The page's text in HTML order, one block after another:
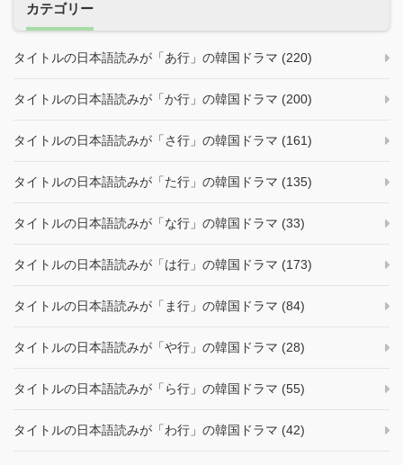
カテゴリー
タイトルの日本語読みが「あ行」の韓国ドラマ (220)
タイトルの日本語読みが「か行」の韓国ドラマ (200)
タイトルの日本語読みが「さ行」の韓国ドラマ (161)
タイトルの日本語読みが「た行」の韓国ドラマ (135)
タイトルの日本語読みが「な行」の韓国ドラマ (33)
タイトルの日本語読みが「は行」の韓国ドラマ (173)
タイトルの日本語読みが「ま行」の韓国ドラマ (84)
タイトルの日本語読みが「や行」の韓国ドラマ (28)
タイトルの日本語読みが「ら行」の韓国ドラマ (55)
タイトルの日本語読みが「わ行」の韓国ドラマ (42)